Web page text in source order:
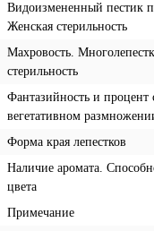
Видоизмененный пестик
Женская стерильность
Махровость.
стерильность
Фантазийность и процент
вегетативном
Форма края лепестков
Наличие аромата.
цвета
Примечание